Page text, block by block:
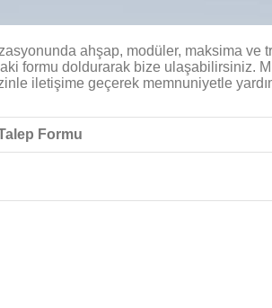
ahşap, modüler, maksima ve
formu doldurarak bize ulaşabilirsiniz.
iletişime geçerek memnuniyetle
Formu